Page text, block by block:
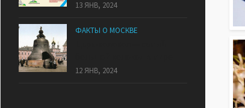
13 ЯНВ, 2024
ФАКТЫ О МОСКВЕ
12 ЯНВ, 2024